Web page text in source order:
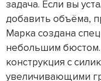
задача. Если вы
добавить объёма,
Марка создана
небольшим бюстом.
конструкция с
увеличивающими